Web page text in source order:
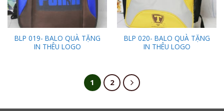
BLP 019- BALO QUÀ TẶNG
IN THÊU LOGO
BLP 020- BALO QUÀ TẶNG
IN THÊU LOGO
1 2